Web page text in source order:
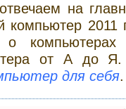
на
компьютер 2011
компьютерах
от А до Я.
для себя.